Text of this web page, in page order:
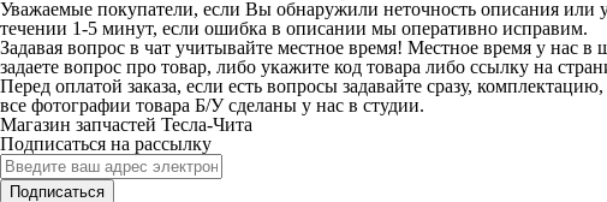
Уважаемые покупатели, если Вы обнаружили неточность описания или
течении 1-5 минут, если ошибка в описании мы оперативно исправим.
Задавая вопрос в чат учитывайте местное время! Местное время у нас
задаете вопрос про товар, либо укажите код товара либо ссылку на
Перед оплатой заказа, если есть вопросы задавайте сразу,
все фотографии товара Б/У сделаны у нас в студии.
Магазин запчастей Тесла-Чита
Подписаться на рассылку
Подписаться